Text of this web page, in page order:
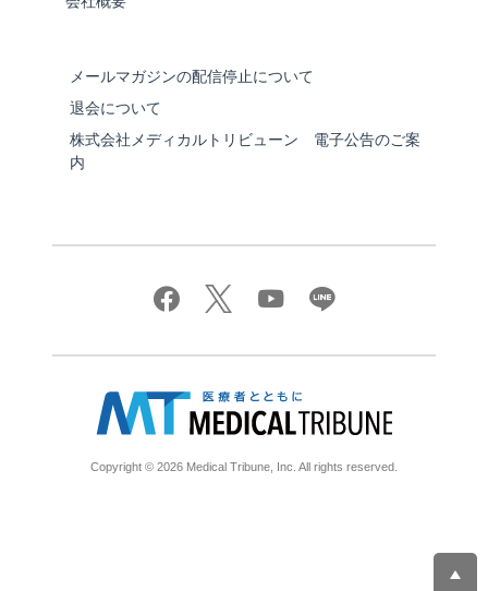
メールマガジンの配信停止について
退会について
株式会社メディカルトリビューン 電子公告のご案
内
Copyright © 2026 Medical Tribune, Inc. All rights reserved.